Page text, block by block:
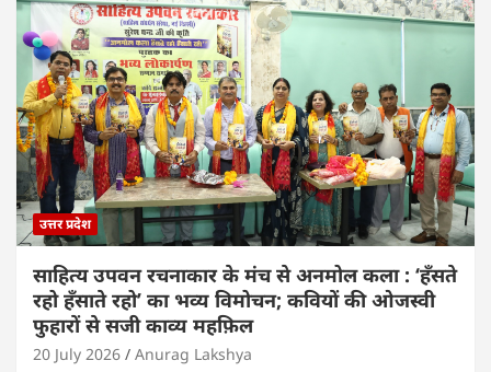
उत्तर प्रदेश
साहित्य उपवन रचनाकार के मंच से अनमोल कला : ‘हॅंसते
रहो हॅंसाते रहो’ का भव्य विमोचन; कवियों की ओजस्वी
फुहारों से सजी काव्य महफ़िल
20 July 2026 Anurag Lakshya